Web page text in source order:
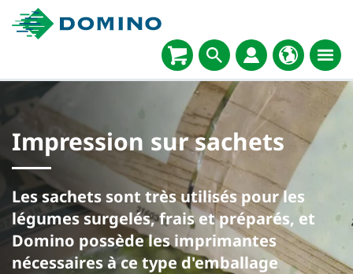
Impression sur sachets
Les sachets sont très utilisés pour les
légumes surgelés, frais et préparés, et
Domino possède les imprimantes
nécessaires à ce type d'emballage